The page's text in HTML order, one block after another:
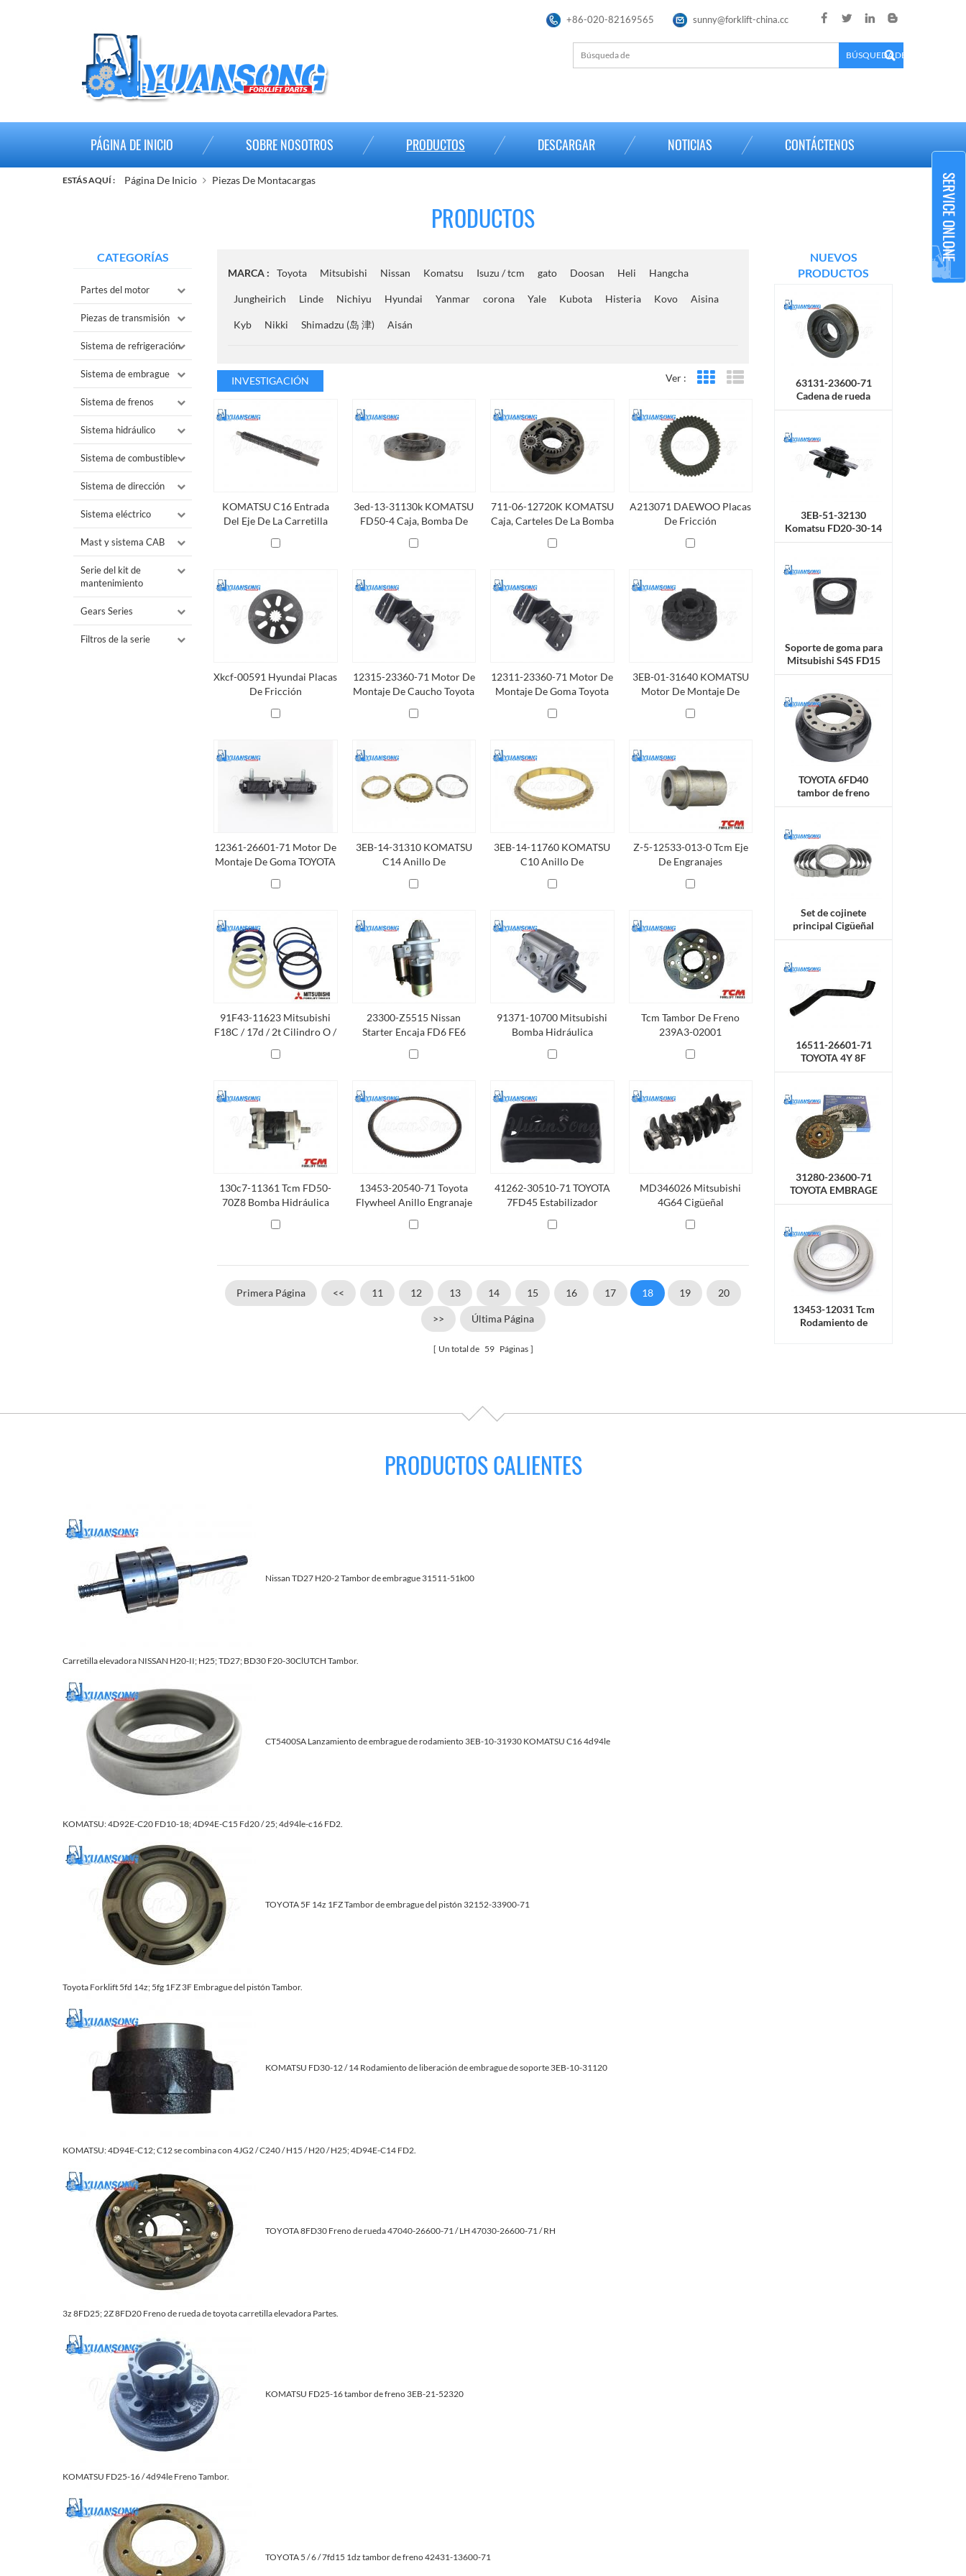
+86-020-82169565 sunny@forklift-china.cc
×
PÁGINA DE INICIO SOBRE NOSOTROS PRODUCTOS DESCARGAR NOTICIAS CONTÁCTENOS
ESTÁS AQUÍ : Página De Inicio Piezas De Montacargas
PRODUCTOS
CATEGORÍAS
Partes del motor
Piezas de transmisión
Sistema de refrigeración
Sistema de embrague
Sistema de frenos
Sistema hidráulico
Sistema de combustible
Sistema de dirección
Sistema eléctrico
Mast y sistema CAB
Serie del kit de
mantenimiento
Gears Series
Filtros de la serie
NUEVOS
PRODUCTOS
63131-23600-71
Cadena de rueda
TOYOTA 7F25
3EB-51-32130
Komatsu FD20-30-14
Soporte de goma
Soporte de goma para
Mitsubishi S4S FD15
TOYOTA 6FD40
tambor de freno
42433-30551-71
Set de cojinete
principal Cigüeñal
16511-26601-71
TOYOTA 4Y 8F
Manguera del
31280-23600-71
TOYOTA EMBRAGE
DISCO
13453-12031 Tcm
Rodamiento de
MARCA : Toyota Mitsubishi Nissan Komatsu Isuzu / tcm gato Doosan Heli Hangcha
Jungheirich Linde Nichiyu Hyundai Yanmar corona Yale Kubota Histeria Kovo Aisina
Kyb Nikki Shimadzu (岛 津) Aisán
INVESTIGACIÓN Ver : Vista en cuadrícula
Vista de la lista
KOMATSU C16 Entrada
Del Eje De La Carretilla
3ed-13-31130k KOMATSU
FD50-4 Caja, Bomba De
711-06-12720K KOMATSU
Caja, Carteles De La Bomba
A213071 DAEWOO Placas
De Fricción
Xkcf-00591 Hyundai Placas
De Fricción
12315-23360-71 Motor De
Montaje De Caucho Toyota
12311-23360-71 Motor De
Montaje De Goma Toyota
3EB-01-31640 KOMATSU
Motor De Montaje De
12361-26601-71 Motor De
Montaje De Goma TOYOTA
3EB-14-31310 KOMATSU
C14 Anillo De
3EB-14-11760 KOMATSU
C10 Anillo De
Z-5-12533-013-0 Tcm Eje
De Engranajes
91F43-11623 Mitsubishi
F18C / 17d / 2t Cilindro O /
23300-Z5515 Nissan
Starter Encaja FD6 FE6
91371-10700 Mitsubishi
Bomba Hidráulica
Tcm Tambor De Freno
239A3-02001
130c7-11361 Tcm FD50-
70Z8 Bomba Hidráulica
13453-20540-71 Toyota
Flywheel Anillo Engranaje
41262-30510-71 TOYOTA
7FD45 Estabilizador
MD346026 Mitsubishi
4G64 Cigüeñal
Primera Página << 11 12 13 14 15 16 17 18 19 20
>> Última Página
Un total de 59 Páginas
PRODUCTOS CALIENTES
Nissan TD27 H20-2 Tambor de embrague 31511-51k00
Carretilla elevadora NISSAN H20-II; H25; TD27; BD30 F20-30ClUTCH Tambor.
CT5400SA Lanzamiento de embrague de rodamiento 3EB-10-31930 KOMATSU C16 4d94le
KOMATSU: 4D92E-C20 FD10-18; 4D94E-C15 Fd20 / 25; 4d94le-c16 FD2.
TOYOTA 5F 14z 1FZ Tambor de embrague del pistón 32152-33900-71
Toyota Forklift 5fd 14z; 5fg 1FZ 3F Embrague del pistón Tambor.
KOMATSU FD30-12 / 14 Rodamiento de liberación de embrague de soporte 3EB-10-31120
KOMATSU: 4D94E-C12; C12 se combina con 4JG2 / C240 / H15 / H20 / H25; 4D94E-C14 FD2.
TOYOTA 8FD30 Freno de rueda 47040-26600-71 / LH 47030-26600-71 / RH
3z 8FD25; 2Z 8FD20 Freno de rueda de toyota carretilla elevadora Partes.
KOMATSU FD25-16 tambor de freno 3EB-21-52320
KOMATSU FD25-16 / 4d94le Freno Tambor.
TOYOTA 5 / 6 / 7fd15 1dz tambor de freno 42431-13600-71